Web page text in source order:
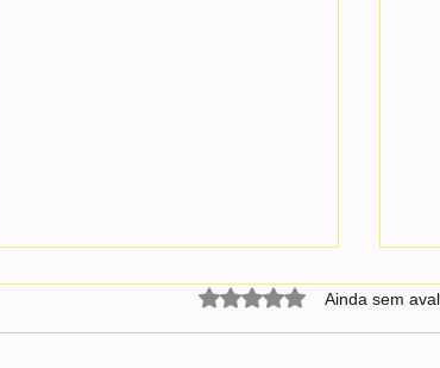
Avaliado com 0 de 5
Ainda sem